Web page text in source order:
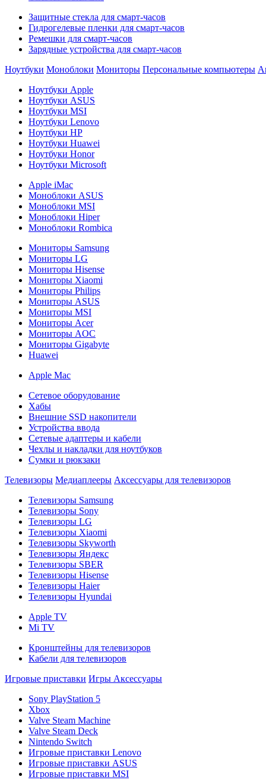
Защитные стекла для смарт-часов
Гидрогелевые пленки для смарт-часов
Ремешки для смарт-часов
Зарядные устройства для смарт-часов
Ноутбуки Моноблоки Мониторы Персональные компьютеры
Ноутбуки Apple
Ноутбуки ASUS
Ноутбуки MSI
Ноутбуки Lenovo
Ноутбуки HP
Ноутбуки Huawei
Ноутбуки Honor
Ноутбуки Microsoft
Apple iMac
Моноблоки ASUS
Моноблоки MSI
Моноблоки Hiper
Моноблоки Rombica
Мониторы Samsung
Мониторы LG
Мониторы Hisense
Мониторы Xiaomi
Мониторы Philips
Мониторы ASUS
Мониторы MSI
Мониторы Acer
Мониторы AOC
Мониторы Gigabyte
Huawei
Apple Mac
Сетевое оборудование
Хабы
Внешние SSD накопители
Устройства ввода
Сетевые адаптеры и кабели
Чехлы и накладки для ноутбуков
Сумки и рюкзаки
Телевизоры Медиаплееры Аксессуары для телевизоров
Телевизоры Samsung
Телевизоры Sony
Телевизоры LG
Телевизоры Xiaomi
Телевизоры Skyworth
Телевизоры Яндекс
Телевизоры SBER
Телевизоры Hisense
Телевизоры Haier
Телевизоры Hyundai
Apple TV
Mi TV
Кронштейны для телевизоров
Кабели для телевизоров
Игровые приставки Игры Аксессуары
Sony PlayStation 5
Xbox
Valve Steam Machine
Valve Steam Deck
Nintendo Switch
Игровые приставки Lenovo
Игровые приставки ASUS
Игровые приставки MSI